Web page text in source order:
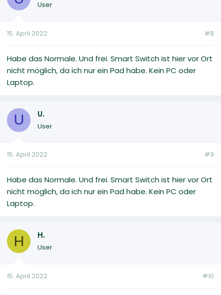
User
15. April 2022 #8
Habe das Normale. Und frei. Smart Switch ist hier vor Ort
nicht möglich, da ich nur ein Pad habe. Kein PC oder
Laptop.
U U.
User
15. April 2022 #9
Habe das Normale. Und frei. Smart Switch ist hier vor Ort
nicht möglich, da ich nur ein Pad habe. Kein PC oder
Laptop.
H H.
User
15. April 2022 #10